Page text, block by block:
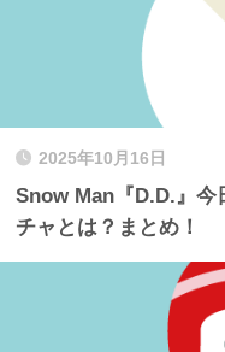
2025年10月16日
Snow Man『D.D.』今
チャとは？まとめ！